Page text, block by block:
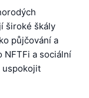
široké škály
půjčování a
NFTFi a sociální
uspokojit